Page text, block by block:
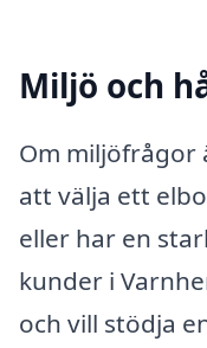
Miljö och
Om miljöfrågor
att välja ett
eller har en
kunder i
och vill stödja